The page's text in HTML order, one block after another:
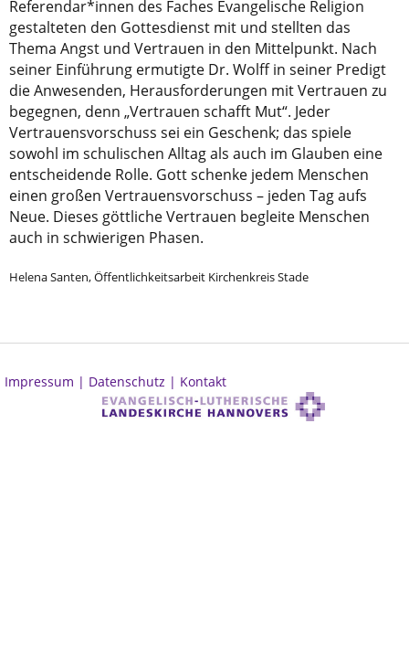
Referendar*innen des Faches Evangelische Religion
gestalteten den Gottesdienst mit und stellten das
Thema Angst und Vertrauen in den Mittelpunkt. Nach
seiner Einführung ermutigte Dr. Wolff in seiner Predigt
die Anwesenden, Herausforderungen mit Vertrauen zu
begegnen, denn „Vertrauen schafft Mut“. Jeder
Vertrauensvorschuss sei ein Geschenk; das spiele
sowohl im schulischen Alltag als auch im Glauben eine
entscheidende Rolle. Gott schenke jedem Menschen
einen großen Vertrauensvorschuss – jeden Tag aufs
Neue. Dieses göttliche Vertrauen begleite Menschen
auch in schwierigen Phasen.
Helena Santen, Öffentlichkeitsarbeit Kirchenkreis Stade
Impressum | Datenschutz | Kontakt